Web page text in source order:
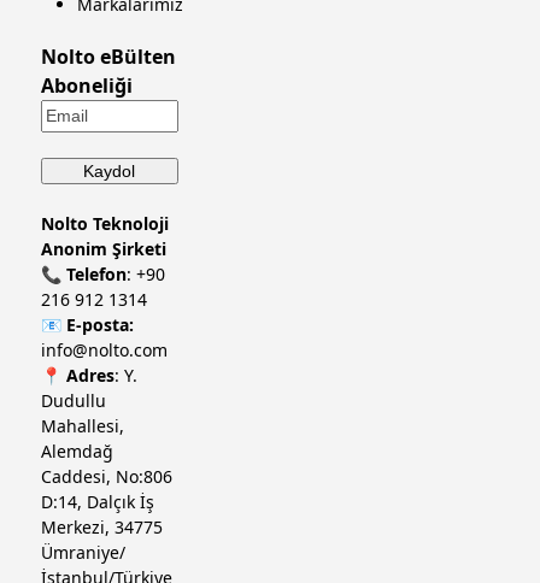
Nolto eBülten
Aboneliği
Nolto Teknoloji
Anonim Şirketi
📞 Telefon: +90
216 912 1314
📧 E-posta:
info@nolto.com
📍 Adres: Y.
Dudullu
Mahallesi,
Alemdağ
Caddesi, No:806
D:14, Dalçık İş
Merkezi, 34775
Ümraniye/
İstanbul/Türkiye